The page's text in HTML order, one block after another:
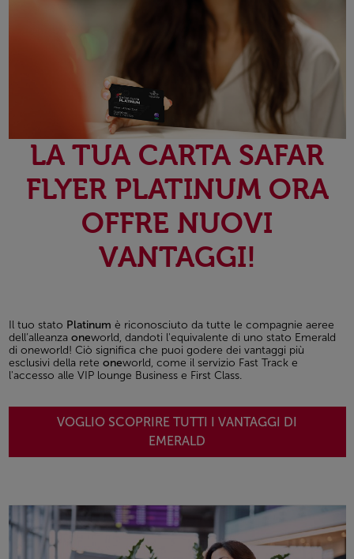
LA TUA CARTA SAFAR
FLYER PLATINUM ORA
OFFRE NUOVI
VANTAGGI!
Il tuo stato Platinum è riconosciuto da tutte le compagnie aeree
dell’alleanza oneworld, dandoti l'equivalente di uno stato Emerald
di oneworld! Ciò significa che puoi godere dei vantaggi più
esclusivi della rete oneworld, come il servizio Fast Track e
l'accesso alle VIP lounge Business e First Class.
VOGLIO SCOPRIRE TUTTI I VANTAGGI DI
EMERALD